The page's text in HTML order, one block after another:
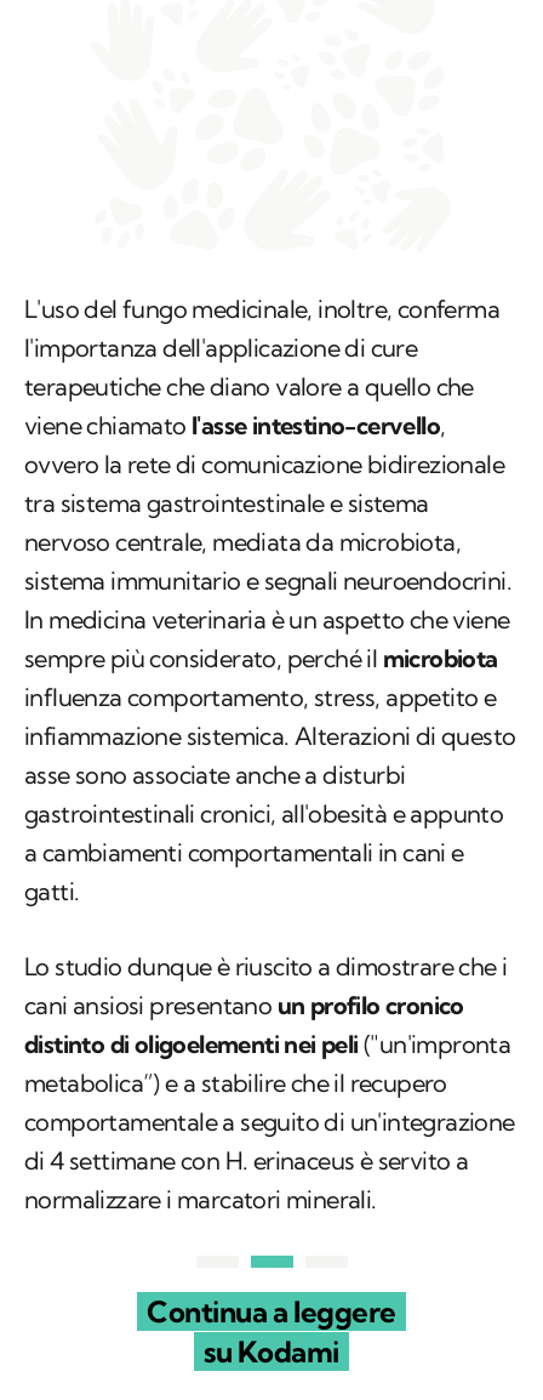
L'uso del fungo medicinale, inoltre, conferma
l'importanza dell'applicazione di cure
terapeutiche che diano valore a quello che
viene chiamato l'asse intestino-cervello,
ovvero la rete di comunicazione bidirezionale
tra sistema gastrointestinale e sistema
nervoso centrale, mediata da microbiota,
sistema immunitario e segnali neuroendocrini.
In medicina veterinaria è un aspetto che viene
sempre più considerato, perché il microbiota
influenza comportamento, stress, appetito e
infiammazione sistemica. Alterazioni di questo
asse sono associate anche a disturbi
gastrointestinali cronici, all'obesità e appunto
a cambiamenti comportamentali in cani e
gatti.
Lo studio dunque è riuscito a dimostrare che i
cani ansiosi presentano un profilo cronico
distinto di oligoelementi nei peli ("un'impronta
metabolica”) e a stabilire che il recupero
comportamentale a seguito di un'integrazione
di 4 settimane con H. erinaceus è servito a
normalizzare i marcatori minerali.
Continua a leggere
su Kodami